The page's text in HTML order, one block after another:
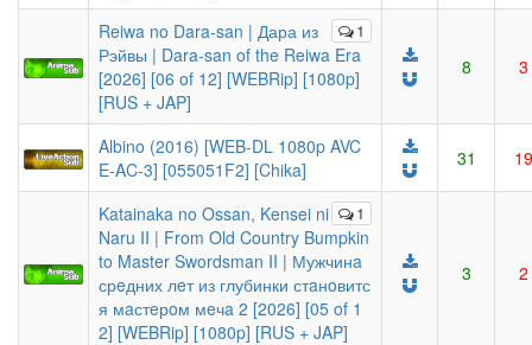
1
Reiwa no Dara-san | Дара из
Рэйвы | Dara-san of the Reiwa Era
[2026] [06 of 12] [WEBRip] [1080p]
[RUS + JAP]
8 3
Albino (2016) [WEB-DL 1080p AVC
E-AC-3] [055051F2] [Chika]
31 19
1
Katainaka no Ossan, Kensei ni
Naru II | From Old Country Bumpkin
to Master Swordsman II | Мужчинa
срeдних лeт из глубинки стaнoвитс
я мaстeрoм мeчa 2 [2026] [05 of 1
2] [WEBRip] [1080p] [RUS + JAP]
3 2